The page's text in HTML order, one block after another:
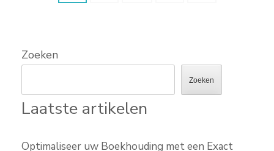
Zoeken
Zoeken
Laatste artikelen
Optimaliseer uw Boekhouding met een Exact